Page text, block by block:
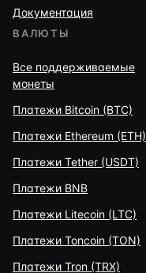
Документация
ВАЛЮТЫ
Все поддерживаемые
монеты
Платежи Bitcoin (BTC)
Платежи Ethereum (ETH)
Платежи Tether (USDT)
Платежи BNB
Платежи Litecoin (LTC)
Платежи Toncoin (TON)
Платежи Tron (TRX)